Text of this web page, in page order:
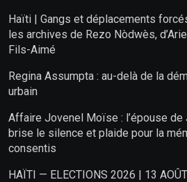
Haïti | Gangs et déplacements
les archives de Rezo Nòdwès,
Fils-Aimé
Regina Assumpta : au-delà de la
urbain
Affaire Jovenel Moïse : l’épouse
brise le silence et plaide pour la
consentis
HAÏTI — ELECTIONS 2026 | 13